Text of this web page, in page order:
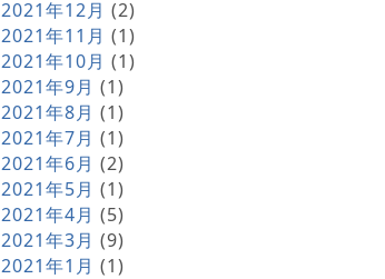
2021年12月 (2)
2021年11月 (1)
2021年10月 (1)
2021年9月 (1)
2021年8月 (1)
2021年7月 (1)
2021年6月 (2)
2021年5月 (1)
2021年4月 (5)
2021年3月 (9)
2021年1月 (1)